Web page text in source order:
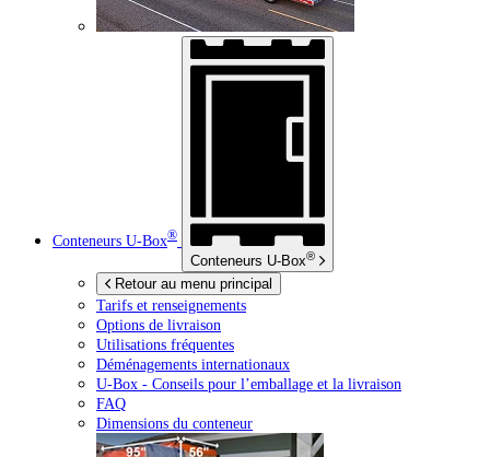
Conteneurs U-Box®
Conteneurs U-Box®
Retour au menu principal
Tarifs et renseignements
Options de livraison
Utilisations fréquentes
Déménagements internationaux
U-Box - Conseils pour l’emballage et la livraison
FAQ
Dimensions du conteneur